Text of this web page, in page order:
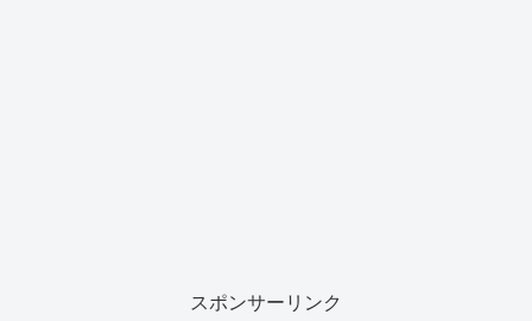
スポンサーリンク